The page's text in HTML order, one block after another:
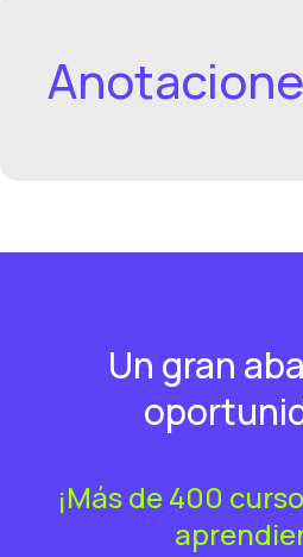
Un gran
¡Más de 400